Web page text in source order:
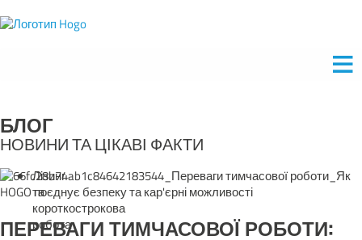
БЛОГ
НОВИНИ ТА ЦІКАВІ ФАКТИ
Лізинг
та
короткострокова
робота
ПЕРЕВАГИ ТИМЧАСОВОЇ РОБОТИ: